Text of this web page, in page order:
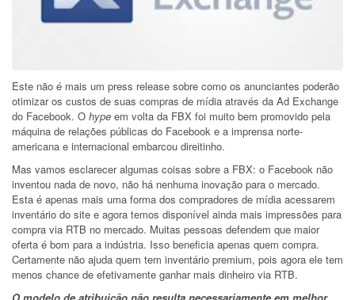
Este não é mais um press release sobre como os anunciantes poderão
otimizar os custos de suas compras de mídia através da Ad Exchange
do Facebook. O hype em volta da FBX foi muito bem promovido pela
máquina de relações públicas do Facebook e a imprensa norte-
americana e internacional embarcou direitinho.
Mas vamos esclarecer algumas coisas sobre a FBX: o Facebook não
inventou nada de novo, não há nenhuma inovação para o mercado.
Esta é apenas mais uma forma dos compradores de mídia acessarem
inventário do site e agora temos disponível ainda mais impressões para
compra via RTB no mercado. Muitas pessoas defendem que maior
oferta é bom para a indústria. Isso beneficia apenas quem compra.
Certamente não ajuda quem tem inventário premium, pois agora ele tem
menos chance de efetivamente ganhar mais dinheiro via RTB.